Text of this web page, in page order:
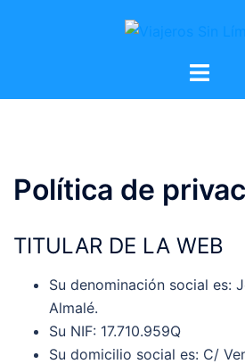
Política de
TITULAR DE LA WEB
Su denominación social es:
Almalé.
Su NIF: 17.710.959Q
Su domicilio social es: C/